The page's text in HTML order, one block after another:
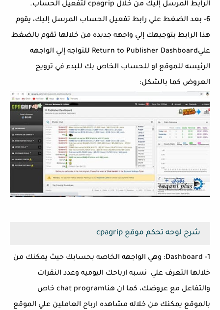
الرابط المرسل إليك من خلال cpagrip لتفعيل الحساب.
6- بعد الضغط علي رابط تفعيل الحساب المرسل إليك، يقوم
هذا الرابط بتوجيهك إلي واجهه جديده من خلالها تقوم بالضغط
عليReturn to Publisher Dashboard للتواجه إلي الواجهه
الرئيسه للموقع او للحساب الخاص بك للبدء في ترويج
العروض كما بالشكل:
شرح لوحه تحكم موقع cpagrip
1- Dashboard: وهي الواجهه الخاصه بحسابك حيث يمكنك من
خلالها التعرف علي نسبه ارباحك اليوميه وعدد النقرات
والتفاعل مع عروضك، كما ان هنا
chat program خاص
بالموقع يمكنك من خلاله مشاهده ارباح العاملين علي الموقع